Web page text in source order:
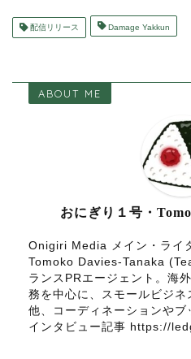
配信リリース Damage Yakkun
ABOUT ME
おにぎり１号・
Onigiri Media メイン・ライ
Tomoko Davies-Tanaka
ランスPRエージェント。海
務を中心に、スモールビジネ
他、コーディネーションやブ
インタビュー記事 https://